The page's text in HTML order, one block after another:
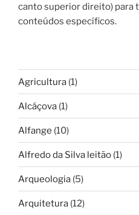
canto superior direito) para
conteúdos específicos.
Agricultura (1)
Alcáçova (1)
Alfange (10)
Alfredo da Silva leitão (1)
Arqueologia (5)
Arquitetura (12)